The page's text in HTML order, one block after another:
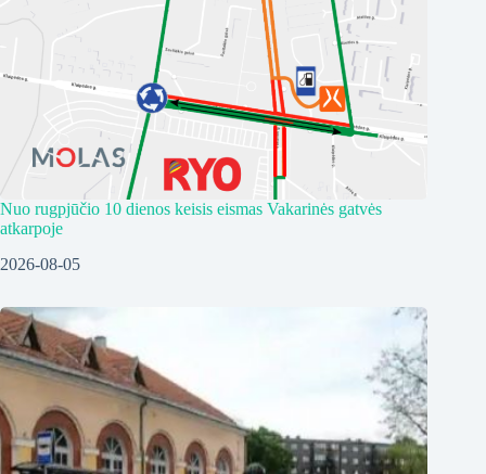
Nuo rugpjūčio 10 dienos keisis eismas Vakarinės gatvės
atkarpoje
2026-08-05